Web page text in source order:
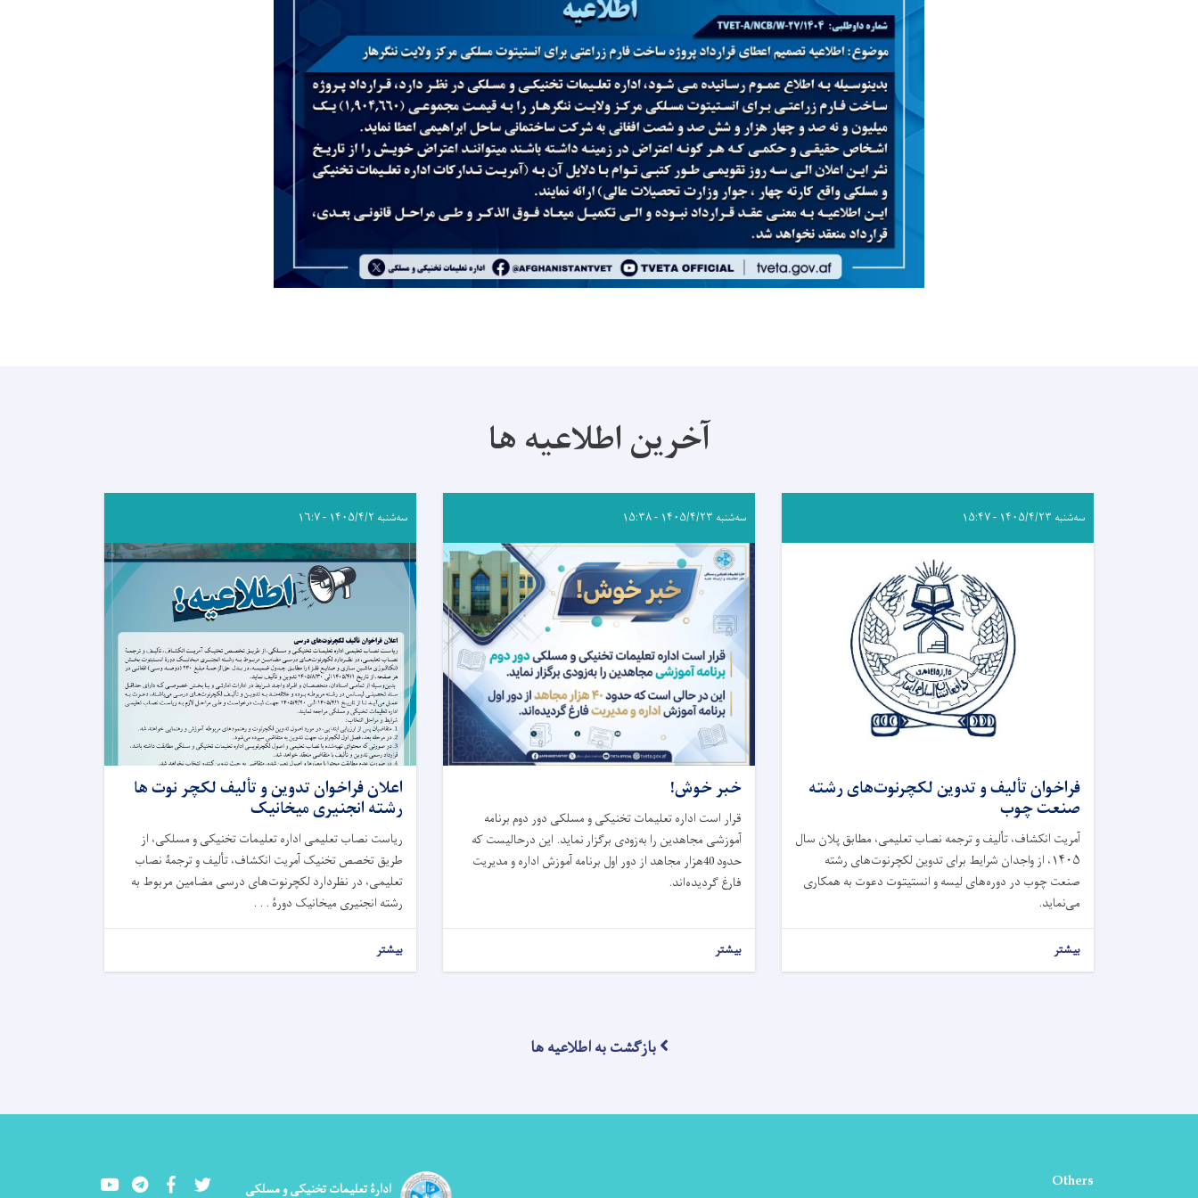
آخرین اطلاعیه ها
سه‌شنبه ۱۴۰۵/۴/۲۳ - ۱۵:۴۷
فراخوان تألیف و تدوین لکچرنوت‌های رشته
صنعت چوب
آمریت انکشاف، تألیف و ترجمه نصاب تعلیمی، مطابق پلان سال
۱۴۰۵، از واجدان شرایط برای تدوین لکچرنوت‌های رشته
صنعت چوب در دوره‌های لیسه و انستیتوت دعوت به همکاری
می‌نماید.
بیشتر
سه‌شنبه ۱۴۰۵/۴/۲۳ - ۱۵:۳۸
خبر خوش!
قرار است اداره تعلیمات تخنیکی و مسلکی دور دوم برنامه
آموزشی مجاهدین را به‌زودی برگزار ‌نماید. این درحالیست که
حدود 40هزار مجاهد از دور اول برنامه آموزش اداره و مدیریت
فارغ گردیده‌اند.
بیشتر
سه‌شنبه ۱۴۰۵/۴/۲ - ۱۶:۷
اعلان فراخوان تدوین و تألیف لکچر نوت ها
رشته انجنیری میخانیک
ریاست نصاب تعلیمی اداره تعلیمات تخنیکی و مسلکی، از
طریق تخصص تخنیک آمریت انکشاف، تألیف و ترجمۀ نصاب
تعلیمی، در نظردارد لکچرنوت‌های درسی مضامین مربوط به
رشته انجنیری میخانیک دورۀ . . .
بیشتر
بازگشت به اطلاعیه ها
Others ادارۀ تعلیمات تخنیکی و مسلکی YoutubeLinkedInFacebook Twitter